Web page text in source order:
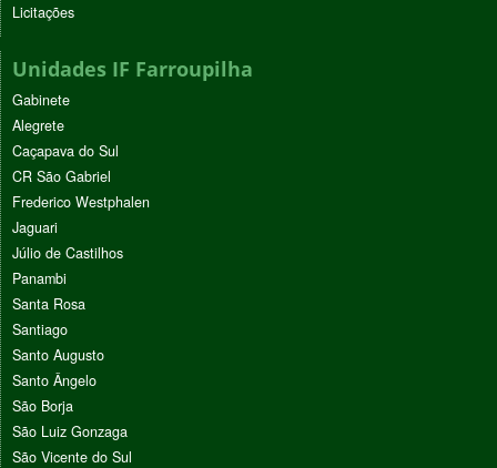
Licitações
Unidades IF Farroupilha
Gabinete
Alegrete
Caçapava do Sul
CR São Gabriel
Frederico Westphalen
Jaguari
Júlio de Castilhos
Panambi
Santa Rosa
Santiago
Santo Augusto
Santo Ângelo
São Borja
São Luiz Gonzaga
São Vicente do Sul